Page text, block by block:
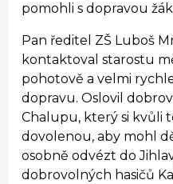
pomohli s dopravou
Pan ředitel ZŠ Luboš
kontaktoval starostu
pohotově a velmi
dopravu. Oslovil
Chalupu, který si kvůli
dovolenou, aby mohl
osobně odvézt do
dobrovolných hasičů